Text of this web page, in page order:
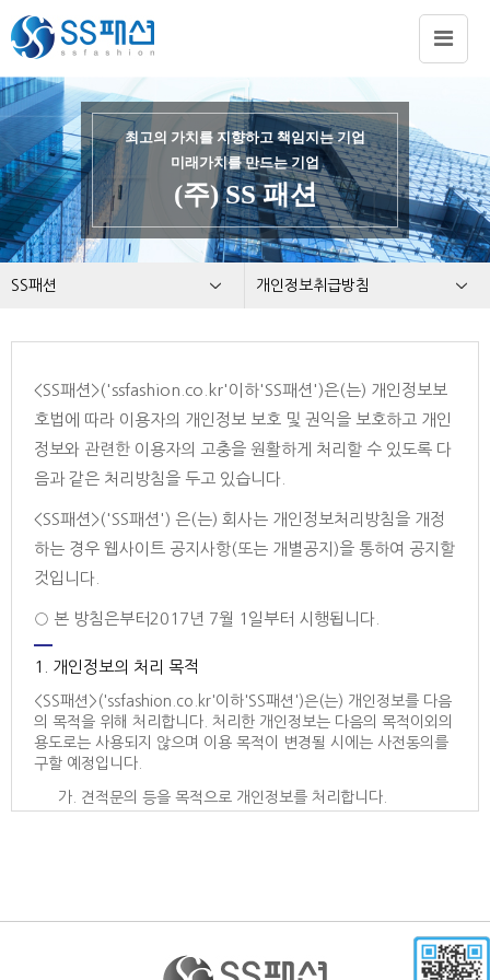
최고의 가치를 지향하고 책임지는 기업
미래가치를 만드는 기업
(주) SS 패션
SS패션 개인정보취급방침
홍보자료
BRAND
CONTACT US
<SS패션>('ssfashion.co.kr'이하'SS패션')은(는) 개인정보보
호법에 따라 이용자의 개인정보 보호 및 권익을 보호하고 개인
정보와 관련한 이용자의 고충을 원활하게 처리할 수 있도록 다
음과 같은 처리방침을 두고 있습니다.
<SS패션>('SS패션') 은(는) 회사는 개인정보처리방침을 개정
하는 경우 웹사이트 공지사항(또는 개별공지)을 통하여 공지할
것입니다.
○ 본 방침은부터2017년 7월 1일부터 시행됩니다.
1. 개인정보의 처리 목적
<SS패션>('ssfashion.co.kr'이하'SS패션')은(는) 개인정보를 다음
의 목적을 위해 처리합니다. 처리한 개인정보는 다음의 목적이외의
용도로는 사용되지 않으며 이용 목적이 변경될 시에는 사전동의를
구할 예정입니다.
가. 견적문의 등을 목적으로 개인정보를 처리합니다.
화번호, 부서, 회사명, 서비스 이용 기록, 접속 로그, 쿠키,
- 수집방법 : 홈페이지